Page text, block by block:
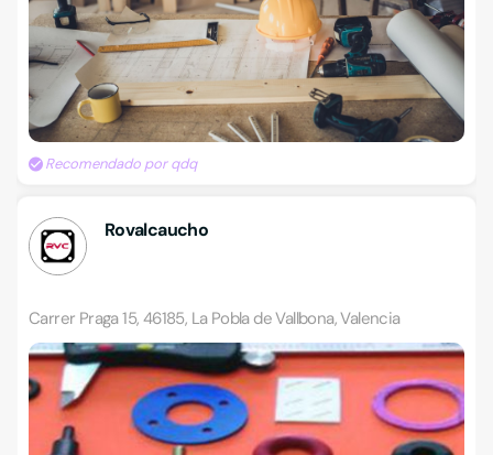
Recomendado por qdq
Rovalcaucho
Carrer Praga 15, 46185, La Pobla de Vallbona, Valencia